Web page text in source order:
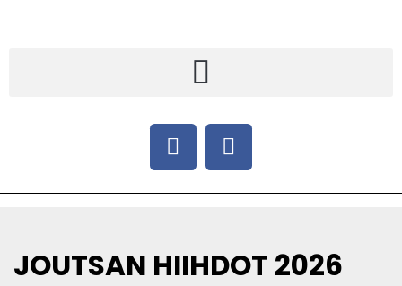
JOUTSAN HIIHDOT 2026